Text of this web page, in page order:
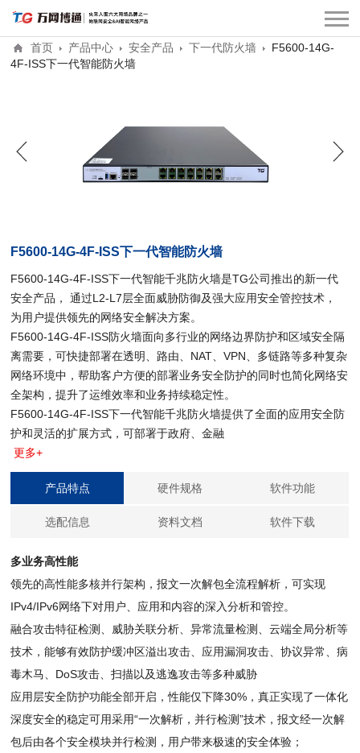
首页 产品中心 安全产品 下一代防火墙
F5600-14G-
4F-ISS下一代智能防火墙
F5600-14G-4F-ISS下一代智能防火墙
F5600-14G-4F-ISS下一代智能千兆防火墙是TG公司推出的新一代
安全产品， 通过L2-L7层全面威胁防御及强大应用安全管控技术，
为用户提供领先的网络安全解决方案。
F5600-14G-4F-ISS防火墙面向多行业的网络边界防护和区域安全隔
离需要，可快捷部署在透明、路由、NAT、VPN、多链路等多种复杂
网络环境中，帮助客户方便的部署业务安全防护的同时也简化网络安
全架构，提升了运维效率和业务持续稳定性。
F5600-14G-4F-ISS下一代智能千兆防火墙提供了全面的应用安全防
护和灵活的扩展方式，可部署于政府、金融
更多+
产品特点 硬件规格 软件功能
选配信息 资料文档 软件下载
多业务高性能
领先的高性能多核并行架构，报文一次解包全流程解析，可实现
IPv4/IPv6网络下对用户、应用和内容的深入分析和管控。
融合攻击特征检测、威胁关联分析、异常流量检测、云端全局分析等
技术，能够有效防护缓冲区溢出攻击、应用漏洞攻击、协议异常、病
毒木马、DoS攻击、扫描以及逃逸攻击等多种威胁
应用层安全防护功能全部开启，性能仅下降30%，真正实现了一体化
深度安全的稳定可用采用“一次解析，并行检测”技术，报文经一次解
包后由各个安全模块并行检测，用户带来极速的安全体验；